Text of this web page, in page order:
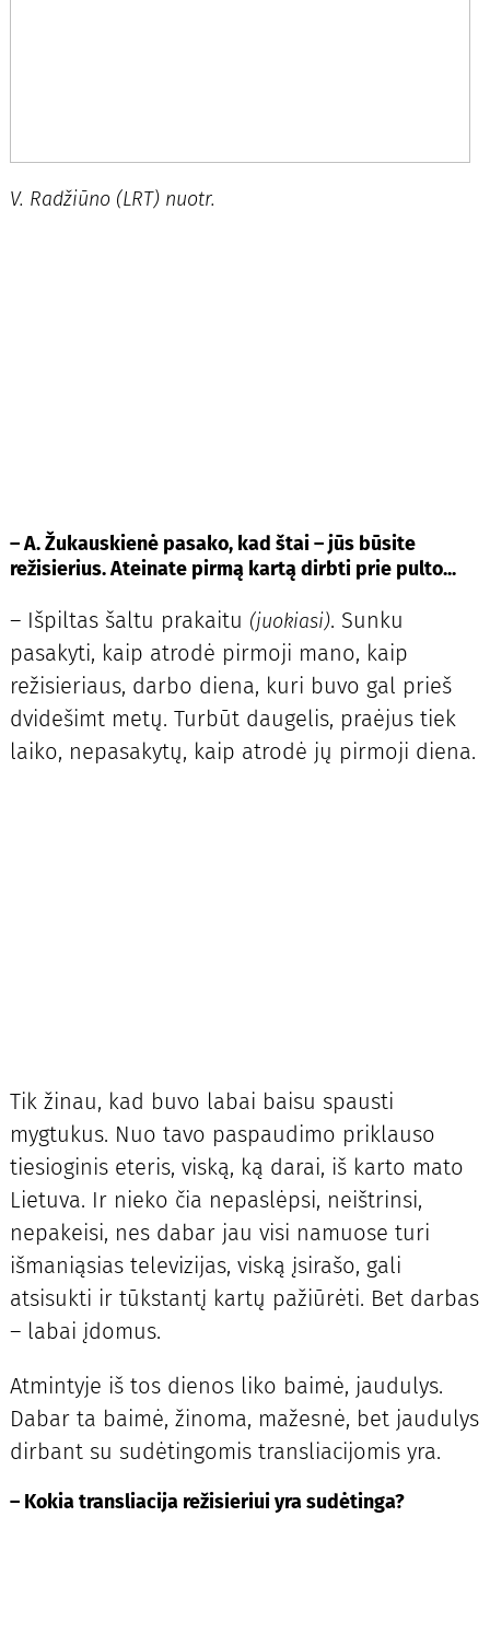
V. Radžiūno (LRT) nuotr.
– A. Žukauskienė pasako, kad štai – jūs būsite
režisierius. Ateinate pirmą kartą dirbti prie pulto...
– Išpiltas šaltu prakaitu (juokiasi). Sunku
pasakyti, kaip atrodė pirmoji mano, kaip
režisieriaus, darbo diena, kuri buvo gal prieš
dvidešimt metų. Turbūt daugelis, praėjus tiek
laiko, nepasakytų, kaip atrodė jų pirmoji diena.
Tik žinau, kad buvo labai baisu spausti
mygtukus. Nuo tavo paspaudimo priklauso
tiesioginis eteris, viską, ką darai, iš karto mato
Lietuva. Ir nieko čia nepaslėpsi, neištrinsi,
nepakeisi, nes dabar jau visi namuose turi
išmaniąsias televizijas, viską įsirašo, gali
atsisukti ir tūkstantį kartų pažiūrėti. Bet darbas
– labai įdomus.
Atmintyje iš tos dienos liko baimė, jaudulys.
Dabar ta baimė, žinoma, mažesnė, bet jaudulys
dirbant su sudėtingomis transliacijomis yra.
– Kokia transliacija režisieriui yra sudėtinga?